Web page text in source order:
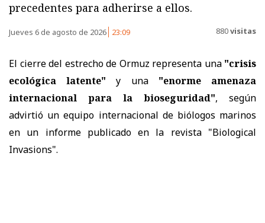
precedentes para adherirse a ellos.
Jueves 6 de agosto de 2026 23:09 880visitas
El cierre del estrecho de Ormuz representa una"crisis
ecológica latente" y una "enorme amenaza
internacional para la bioseguridad", según
advirtió un equipo internacional de biólogos marinos
en un informe publicado en la revista "Biological
Invasions".